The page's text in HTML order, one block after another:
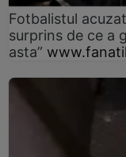
Fotbalistul
surprins de ce a
asta”